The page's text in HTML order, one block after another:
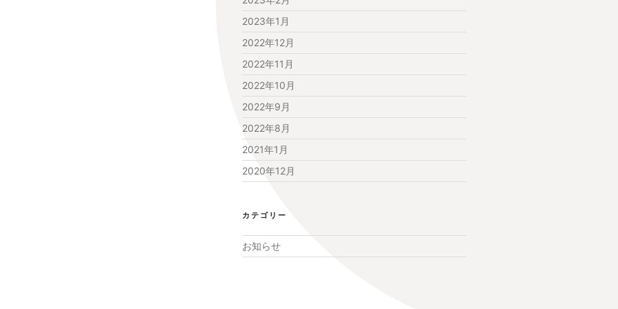
2023年1月
2022年12月
2022年11月
2022年10月
2022年9月
2022年8月
2021年1月
2020年12月
カテゴリー
お知らせ